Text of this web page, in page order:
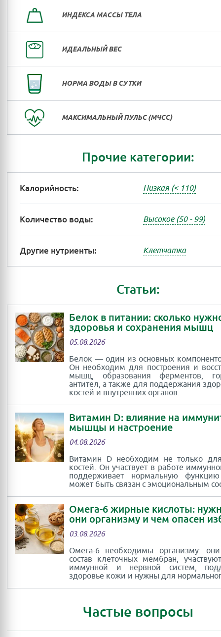
ИНДЕКСА МАССЫ ТЕЛА
ИДЕАЛЬНЫЙ ВЕС
НОРМА ВОДЫ В СУТКИ
МАКСИМАЛЬНЫЙ ПУЛЬС (МЧСС)
Прочие категории:
Калорийность: Низкая (< 110)
Количество воды: Высокое (50 - 99)
Другие нутриенты: Клетчатка
Статьи:
Белок в питании: сколько
здоровья и сохранения мышц
05.08.2026
Белок — один из основных
Он необходим для построения и
мышц, образования ферментов,
антител, а также для поддержания
костей и внутренних органов.
Витамин D: влияние на
мышцы и настроение
04.08.2026
Витамин D необходим не только
костей. Он участвует в работе
поддерживает нормальную
может быть связан с эмоциональным
Омега-6 жирные кислоты:
они организму и чем опасен
03.08.2026
Омега-6 необходимы организму:
состав клеточных мембран,
иммунной и нервной систем,
здоровье кожи и нужны для
Частые вопросы